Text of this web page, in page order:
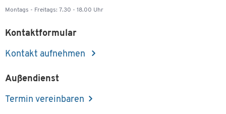
Montags - Freitags: 7.30 - 18.00 Uhr
Kontaktformular
Kontakt aufnehmen
Außendienst
Termin vereinbaren